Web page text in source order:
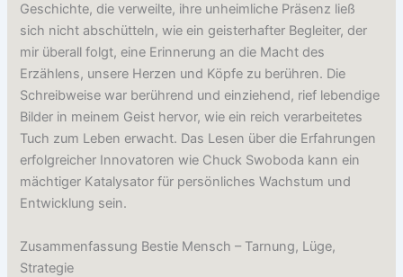
Geschichte, die verweilte, ihre unheimliche Präsenz ließ
sich nicht abschütteln, wie ein geisterhafter Begleiter, der
mir überall folgt, eine Erinnerung an die Macht des
Erzählens, unsere Herzen und Köpfe zu berühren. Die
Schreibweise war berührend und einziehend, rief lebendige
Bilder in meinem Geist hervor, wie ein reich verarbeitetes
Tuch zum Leben erwacht. Das Lesen über die Erfahrungen
erfolgreicher Innovatoren wie Chuck Swoboda kann ein
mächtiger Katalysator für persönliches Wachstum und
Entwicklung sein.
Zusammenfassung Bestie Mensch – Tarnung, Lüge,
Strategie